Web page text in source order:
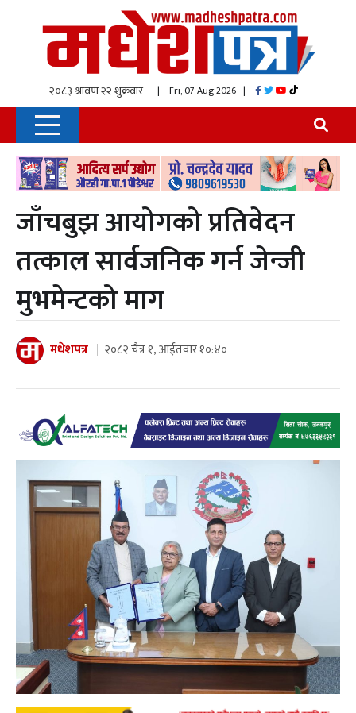
| Fri, 07 Aug 2026 |
जाँचबुझ आयोगको प्रतिवेदन
तत्काल सार्वजनिक गर्न जेन्जी
मुभमेन्टको माग
मधेशपत्र २०८२ चैत्र १, आईतवार १०:४०